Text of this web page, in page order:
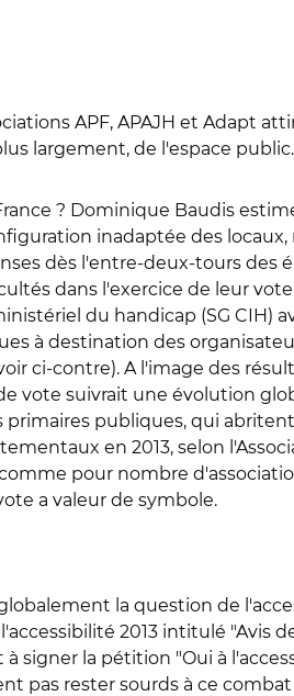
APF, APAJH et Adapt
largement, de l'espace public.
? Dominique Baudis
inadaptée des
dès l'entre-deux-tours des
dans l'exercice de leur
du handicap (SG CIH)
à destination des
ci-contre). A l'image des
vote suivrait une évolution
primaires publiques, qui
en 2013, selon
pour nombre
a valeur de symbole.
la question de
2013 intitulé "Avis
la pétition "Oui à
pas rester sourds à ce combat